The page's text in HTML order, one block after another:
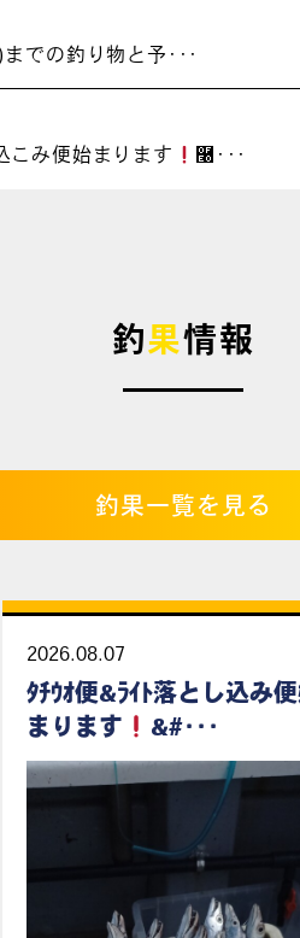
での釣り物と予･･･
こみ便始まります
࿠･･･
釣果情報
釣果一覧を見る
2026.08.07
ﾀﾁｳｵ便&ﾗｲﾄ落とし込み
まります
&#･･･